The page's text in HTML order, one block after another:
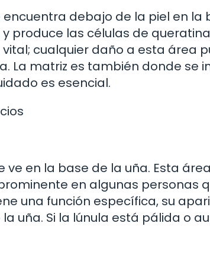
debajo de la piel en la
produce las células de
cualquier daño a esta área
La matriz es también donde se
es esencial.
en la base de la uña. Esta
en algunas personas
una función específica, su
uña. Si la lúnula está pálida o